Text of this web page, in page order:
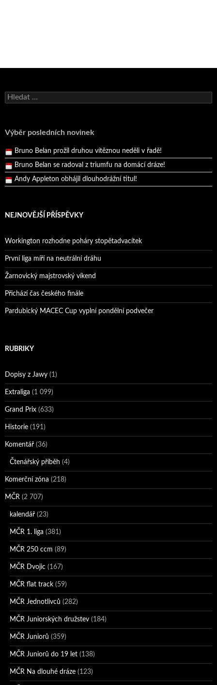
Vyhledávání
Výběr posledních novinek
Andy Appleton obhájil dlouhodrážní titul!
Bruno Belan se radoval z triumfu na domácí dráze!
Reprezentační dvojice brala český titul!
NEJNOVĚJŠÍ PŘÍSPĚVKY
Workington rozhodne poháry stopětadvacítek
První liga míří na neutrální dráhu
Žarnovický majstrovský víkend
Přichází čas českého finále
Pardubický MACEC Cup vyplní pondělní podvečer
RUBRIKY
Dopisy z Jawy (1)
Extraliga (1 099)
Grand Prix (633)
Historie (191)
Komentář (36)
Čtenářský příběh (4)
Komerční zóna (218)
MČR (2 707)
kalendář (23)
MČR 1. liga (381)
MČR 250 ccm (89)
MČR Dvojic (167)
MČR flat track (59)
MČR Jednotlivců (282)
MČR Juniorských družstev (184)
MČR Juniorů (359)
MČR Juniorů do 19 let (138)
MČR Na dlouhé dráze (123)